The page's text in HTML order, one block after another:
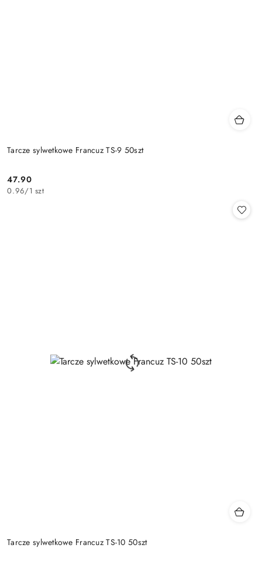
Tarcze sylwetkowe Francuz TS-9 50szt
Cena:
47.90
0.96/1 szt
Tarcze sylwetkowe Francuz TS-10 50szt